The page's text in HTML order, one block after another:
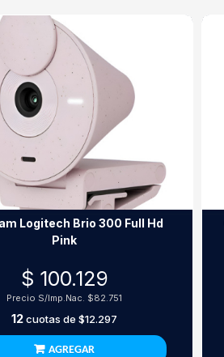
Logitech Brio 300 Full Hd
Pink
$ 100.129
Precio S/Imp.Nac. $82.751
12cuotas de$12.297
AGREGAR